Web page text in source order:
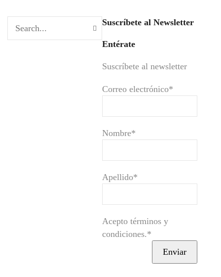
Suscríbete al Newsletter
Entérate
Suscríbete al newsletter
Correo electrónico*
Nombre*
Apellido*
Acepto términos y
condiciones.*